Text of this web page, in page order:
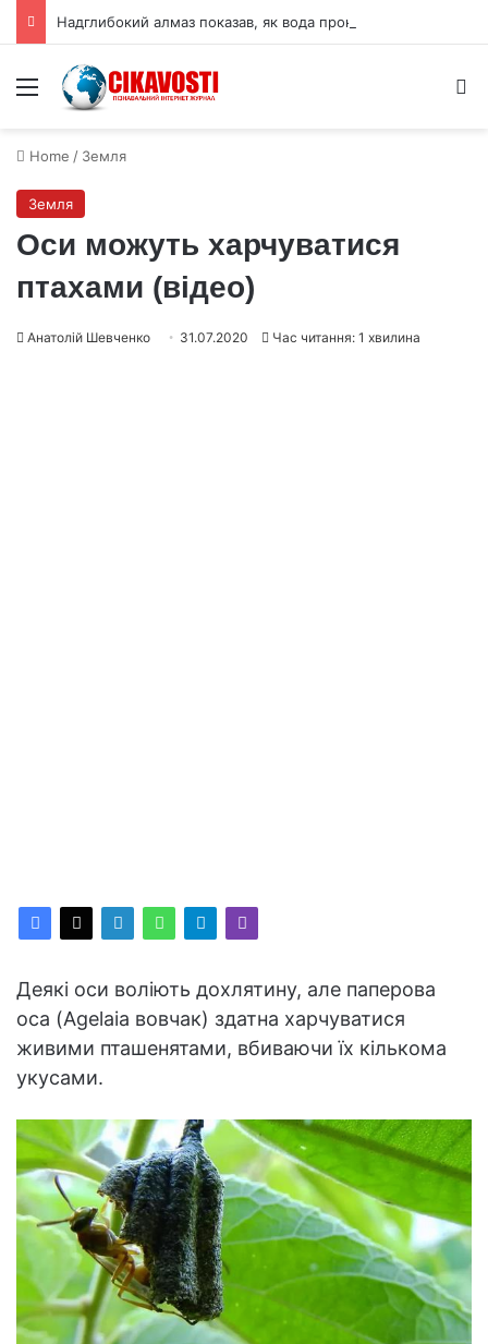
Menu
Home / Земля
Земля
Оси можуть харчуватися
птахами (відео)
Анатолій Шевченко 31.07.2020 Час читання: 1 хвилина
Деякі оси воліють дохлятину, але паперова
оса (Agelaia вовчак) здатна харчуватися
живими пташенятами, вбиваючи їх кількома
укусами.